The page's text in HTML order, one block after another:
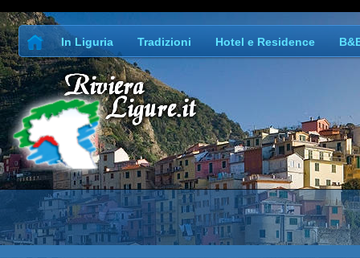
In Liguria Tradizioni Hotel e Residence